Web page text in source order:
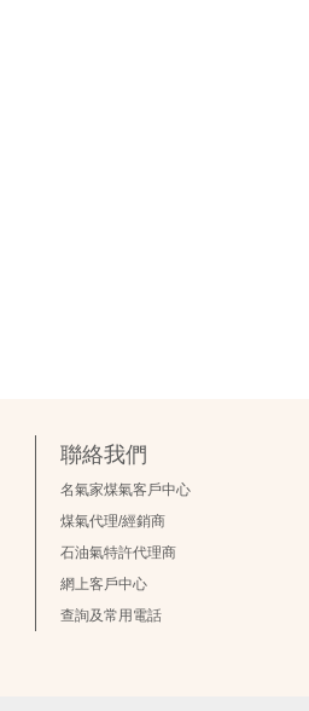
聯絡我們
名氣家煤氣客戶中心
煤氣代理/經銷商
石油氣特許代理商
網上客戶中心
查詢及常用電話